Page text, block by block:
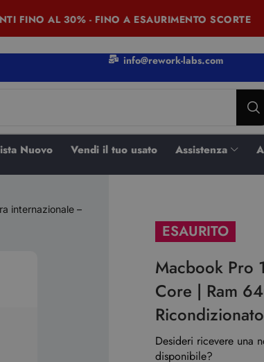
FINO AL 30% - FINO A ESAURIMENTO SCORTE
info@rework-labs.com
Nuovo Vendi il tuo usato Assistenza
internazionale –
ESAURITO
Macbook Pro
Core | Ram
Ricondizionato
Desideri ricevere una
disponibile?